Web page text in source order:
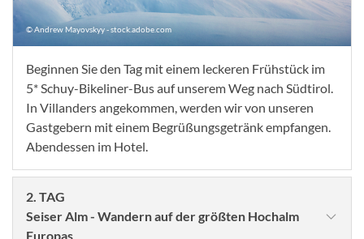
© Andrew Mayovskyy - stock.adobe.com
Beginnen Sie den Tag mit einem leckeren Frühstück im
5* Schuy-Bikeliner-Bus auf unserem Weg nach Südtirol.
In Villanders angekommen, werden wir von unseren
Gastgebern mit einem Begrüßungsgetränk empfangen.
Abendessen im Hotel.
2. TAG
Seiser Alm - Wandern auf der größten Hochalm
Europas